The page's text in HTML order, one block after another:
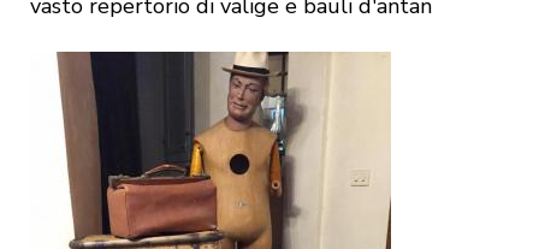
vasto repertorio di valige e bauli d'antan